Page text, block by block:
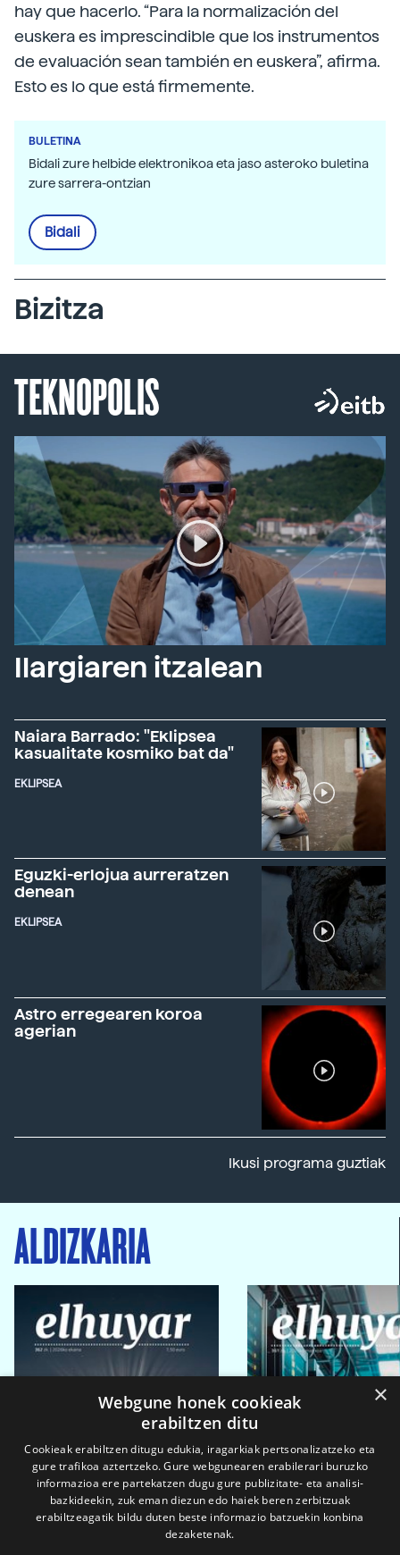
hay que hacerlo. “Para la normalización del
euskera es imprescindible que los instrumentos
de evaluación sean también en euskera”, afirma.
Esto es lo que está firmemente.
BULETINA
Bidali zure helbide elektronikoa eta jaso asteroko buletina
zure sarrera-ontzian
Bidali
Bizitza
TEKNOPOLIS
Ilargiaren itzalean
Naiara Barrado: "Eklipsea
kasualitate kosmiko bat da"
EKLIPSEA
Eguzki-erlojua aurreratzen
denean
EKLIPSEA
Astro erregearen koroa
agerian
Ikusi programa guztiak
ALDIZKARIA
×
Webgune honek cookieak
erabiltzen ditu
Cookieak erabiltzen ditugu edukia, iragarkiak pertsonalizatzeko eta
gure trafikoa aztertzeko. Gure webgunearen erabilerari buruzko
informazioa ere partekatzen dugu gure publizitate- eta analisi-
bazkideekin, zuk eman diezun edo haiek beren zerbitzuak
erabiltzeagatik bildu duten beste informazio batzuekin konbina
dezaketenak.